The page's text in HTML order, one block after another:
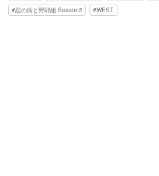
恋の病と野郎組 Season2
WEST.